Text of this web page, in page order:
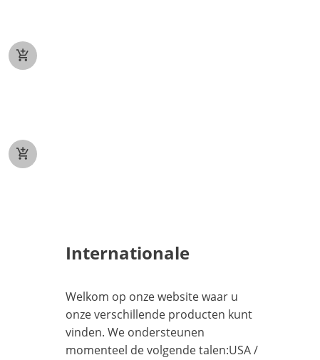
Internationale
Welkom op onze website waar u
onze verschillende producten kunt
vinden. We ondersteunen
momenteel de volgende talen:USA/